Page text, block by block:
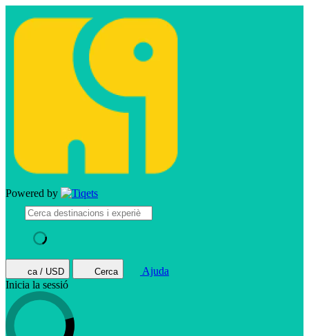
Powered by
ca / USD Cerca
Ajuda
Inicia la sessió